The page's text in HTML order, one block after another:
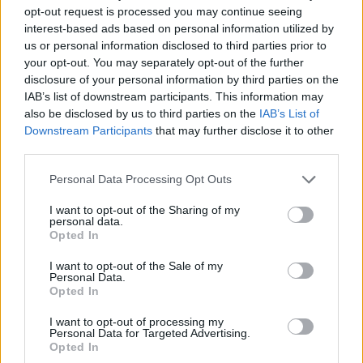
opt-out request is processed you may continue seeing
interest-based ads based on personal information utilized by
us or personal information disclosed to third parties prior to
your opt-out. You may separately opt-out of the further
disclosure of your personal information by third parties on the
IAB’s list of downstream participants. This information may
also be disclosed by us to third parties on the IAB’s List of
Downstream Participants that may further disclose it to other
Personal Data Processing Opt Outs
I want to opt-out of the Sharing of my
personal data.
Opted In
I want to opt-out of the Sale of my
Personal Data.
Opted In
I want to opt-out of processing my
Personal Data for Targeted Advertising.
Opted In
Domowy obiad od podstaw bez stania
godzinami w kuchni? Sprawdziłam,
Swoją drogą ciekawe, czy postulujący za swych
rządów otwieranie zawodów i rozbijanie
profesjonalnych klik, na przykład prawników czy